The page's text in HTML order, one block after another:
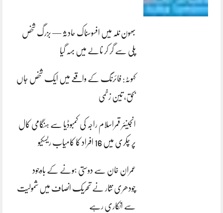
بھون نلہ میں افسوسناک حادثہ — بزرگ شخص
پلی سے گر کر نالے میں بہہ گیا
کہوٹہ: فائرنگ کے واقعے میں ایک شخص جاں
بحق، تین زخمی
انجینئر قمراسلام راجہ کی کمبوڈیا سے ہنگامی کال
پر چکری میں 16 افراد کا کامیاب ریسکیو
عمران خان سے دوستی ہونے کے باوجود
چودھری نثار نے تحریک انصاف میں شمولیت
سے انکاری رہے